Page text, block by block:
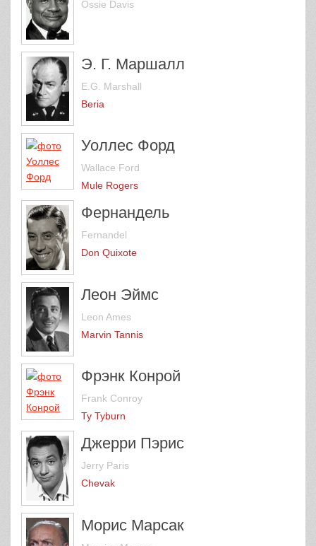
Ossie Davis
Э. Г. Маршалл
E.G. Marshall
Beria
Уоллес Форд
Wallace Ford
Mule Rogers
Фернандель
Fernandel
Don Quixote
Леон Эймс
Leon Ames
Marvin Tannis
Фрэнк Конрой
Frank Conroy
Ty Tyburn
Джерри Пэрис
Jerry Paris
Chevak
Морис Марсак